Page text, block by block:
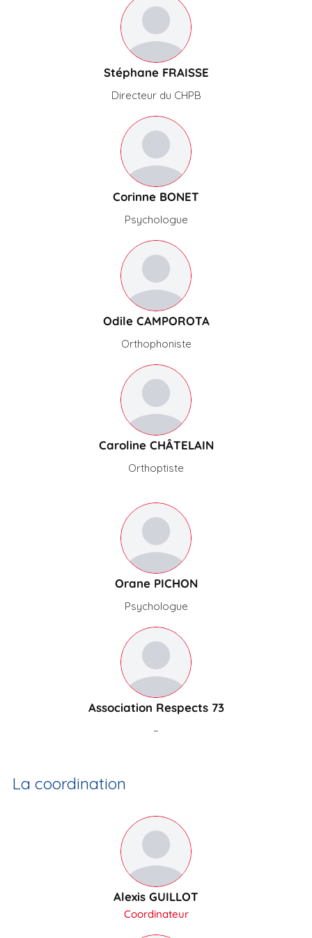
Stéphane FRAISSE
Directeur du CHPB
Corinne BONET
Psychologue
Odile CAMPOROTA
Orthophoniste
Caroline CHÂTELAIN
Orthoptiste
Orane PICHON
Psychologue
Association Respects 73
–
La coordination
Alexis GUILLOT
Coordinateur